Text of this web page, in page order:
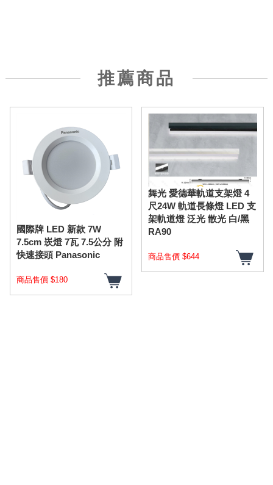
推薦商品
國際牌 LED 新款 7W
7.5cm 崁燈 7瓦 7.5公分 附
快速接頭 Panasonic
商品售價 $180
舞光 愛德華軌道支架燈 4
尺24W 軌道長條燈 LED 支
架軌道燈 泛光 散光 白/黑
RA90
商品售價 $644